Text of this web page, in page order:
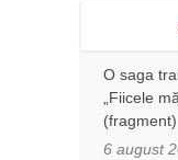
O saga
„Fiicele
(fragment)
6 august